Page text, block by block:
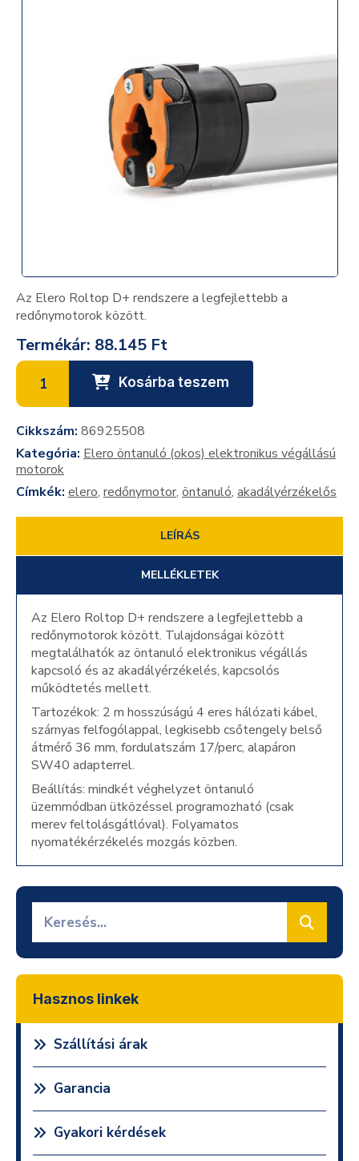
Az Elero Roltop D+ rendszere a legfejlettebb a
redőnymotorok között.
Termékár: 88.145 Ft
Kosárba teszem
Cikkszám: 86925508
Kategória: Elero öntanuló (okos) elektronikus végállású
motorok
Címkék: elero, redőnymotor, öntanuló, akadályérzékelős
LEÍRÁS
MELLÉKLETEK
Az Elero Roltop D+ rendszere a legfejlettebb a
redőnymotorok között. Tulajdonságai között
megtalálhatók az öntanuló elektronikus végállás
kapcsoló és az akadályérzékelés, kapcsolós
működtetés mellett.
Tartozékok: 2 m hosszúságú 4 eres hálózati kábel,
szárnyas felfogólappal, legkisebb csőtengely belső
átmérő 36 mm, fordulatszám 17/perc, alapáron
SW40 adapterrel.
Beállítás: mindkét véghelyzet öntanuló
üzemmódban ütközéssel programozható (csak
merev feltolásgátlóval). Folyamatos
nyomatékérzékelés mozgás közben.
Hasznos linkek
Szállítási árak
Garancia
Gyakori kérdések